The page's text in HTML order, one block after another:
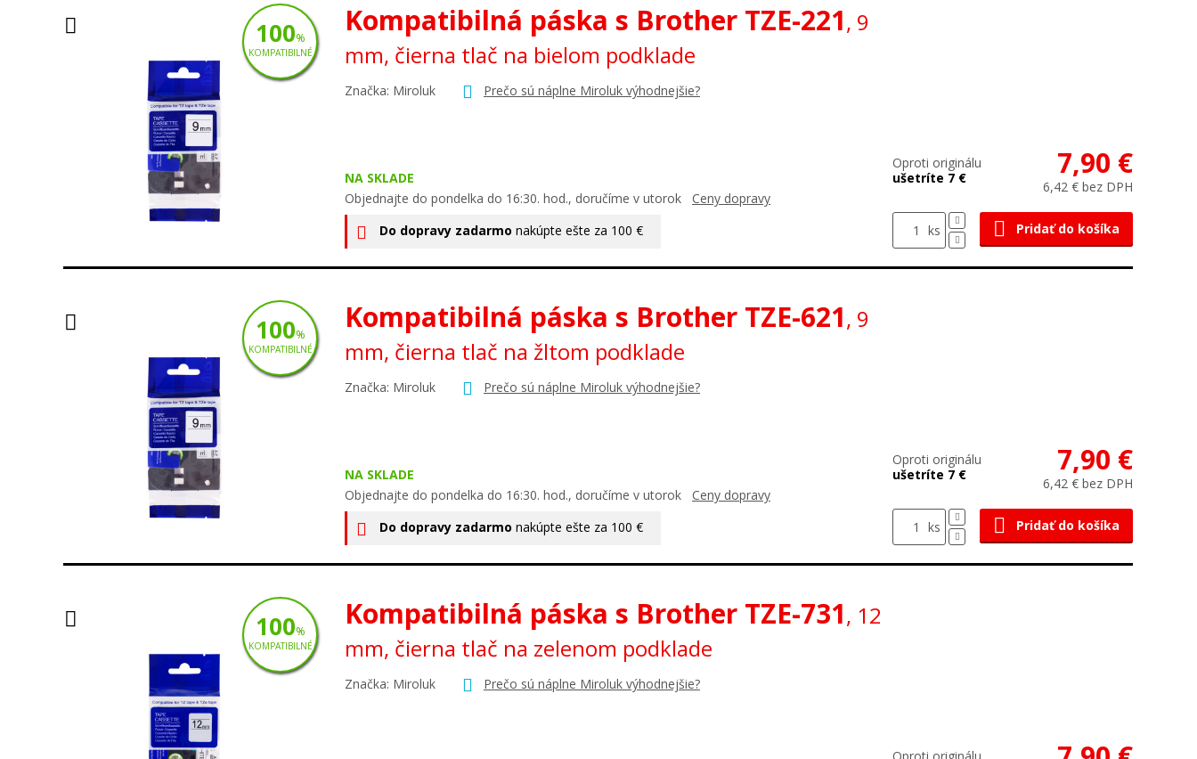
Kompatibilná páska s Brother TZE-221, 9
mm, čierna tlač na bielom podklade
Značka: Miroluk Prečo sú náplne Miroluk výhodnejšie?
NA SKLADE
Objednajte do pondelka do 16:30. hod., doručíme v utorok Ceny dopravy
Do dopravy zadarmo nakúpte ešte za 100 €
Oproti originálu
ušetríte 7 €
7,90 €
6,42 € bez DPH
ks Pridať do košíka
100%
KOMPATIBILNÉ
Kompatibilná páska s Brother TZE-621, 9
mm, čierna tlač na žltom podklade
Značka: Miroluk Prečo sú náplne Miroluk výhodnejšie?
NA SKLADE
Objednajte do pondelka do 16:30. hod., doručíme v utorok Ceny dopravy
Do dopravy zadarmo nakúpte ešte za 100 €
Oproti originálu
ušetríte 7 €
7,90 €
6,42 € bez DPH
ks Pridať do košíka
100%
KOMPATIBILNÉ
Kompatibilná páska s Brother TZE-731, 12
mm, čierna tlač na zelenom podklade
Značka: Miroluk Prečo sú náplne Miroluk výhodnejšie?
Oproti originálu
100%
KOMPATIBILNÉ